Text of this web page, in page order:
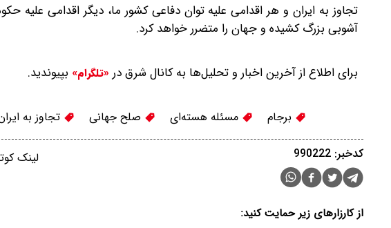
تجاوز به ایران و هر اقدامی علیه توان دفاعی کشور ما، دیگر اقدامی
آشوبی بزرگ کشیده و جهان را متضرر خواهد کرد.
برای اطلاع از آخرین اخبار و تحلیل‌ها به کانال شرق در «تلگرام» بپیوندید.
برجام مسئله هسته‌ای صلح جهانی تجاوز به
لینک کدخبر: 990222
از کارزارهای زیر حمایت کنید: